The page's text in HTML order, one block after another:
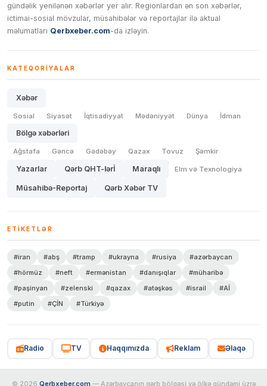
gündəlik yenilənən xəbərlər yer alır. Regionlardan ən son xəbərlər,
ictimai-sosial mövzular, müsahibələr və reportajlar ilə aktual
məlumatları Qerbxeber.com-da izləyin.
KATEQORIYALAR
Xəbər
Sosial Siyasət İqtisadiyyat Mədəniyyət Dünya İdman
Bölgə xəbərləri
Ağstafa Gəncə Gədəbəy Qazax Tovuz Şəmkir
Yazarlar Qərb QHT-lərİ Maraqlı Elm və Texnologiya
Müsahibə-Reportaj Qərb Xəbər TV
ETIKETLƏR
#iran #abş #tramp #ukrayna #rusiya
#azərbaycan
#hörmüz
#neft #ermənistan #danışıqlar
#müharibə
#paşinyan
#zelenski #qazax #atəşkəs #israil
#Aİ
#putin
#ÇİN #Türkiyə
Radio TV Haqqımızda Reklam Əlaqə
© 2026 Qerbxeber.com — Azərbaycanın qərb bölgəsi və ölkə gündəmi üzrə